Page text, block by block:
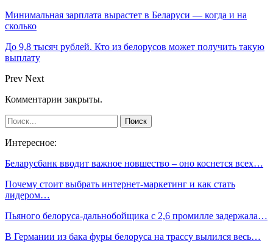
Минимальная зарплата вырастет в Беларуси — когда и на
сколько
До 9,8 тысяч рублей. Кто из белорусов может получить такую
выплату
Prev Next
Комментарии закрыты.
Интересное:
Беларусбанк вводит важное новшество – оно коснется всех…
Почему стоит выбрать интернет-маркетинг и как стать
лидером…
Пьяного белоруса-дальнобойщика с 2,6 промилле задержала…
В Германии из бака фуры белоруса на трассу вылился весь…